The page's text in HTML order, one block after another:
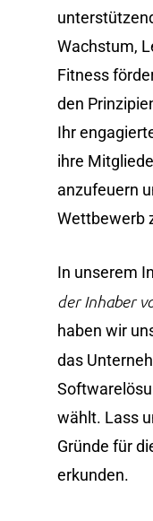
Wachstum,
Fitness
den
Ihr
ihre
anzufeuern
Wettbewerb
In unserem
der Inhaber
haben wir
das
wählt. Lass
Gründe für
erkunden.